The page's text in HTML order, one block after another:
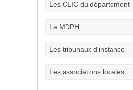
Les CLIC du département
La MDPH
Les tribunaux d'instance
Les associations locales